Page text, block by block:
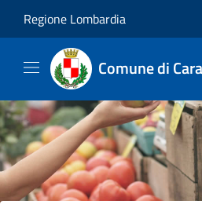
Regione Lombardia
Comune di